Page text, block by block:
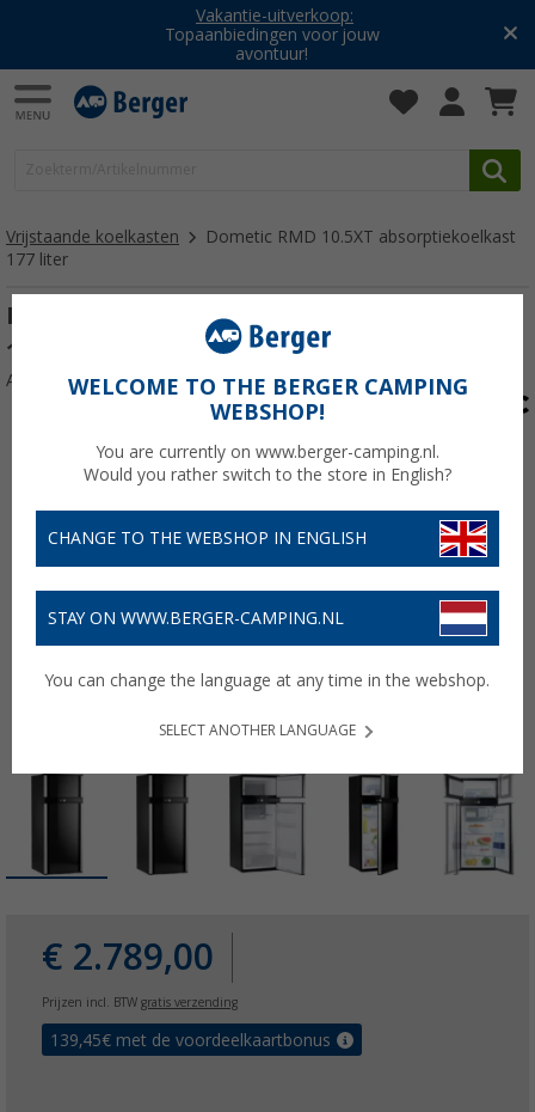
Vakantie-uitverkoop:
Topaanbiedingen voor jouw
avontuur!
Vrijstaande koelkasten
Dometic RMD 10.5XT absorptiekoelkast
177 liter
Dometic RMD 10.5XT absorptiekoelkast
177 liter
Artikelnr: 794019
€ 2.789,00
Prijzen incl. BTW gratis verzending
139,45€ met de voordeelkaartbonus
WELCOME TO THE BERGER CAMPING
WEBSHOP!
You are currently on www.berger-camping.nl.
Would you rather switch to the store in English?
CHANGE TO THE WEBSHOP IN ENGLISH
STAY ON WWW.BERGER-CAMPING.NL
You can change the language at any time in the webshop.
SELECT ANOTHER LANGUAGE